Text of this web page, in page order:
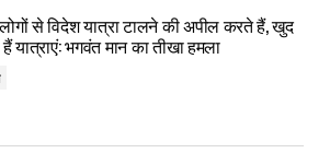
लोगों से विदेश यात्रा टालने की अपील करते हैं, खुद
यात्राएं: भगवंत मान का तीखा हमला